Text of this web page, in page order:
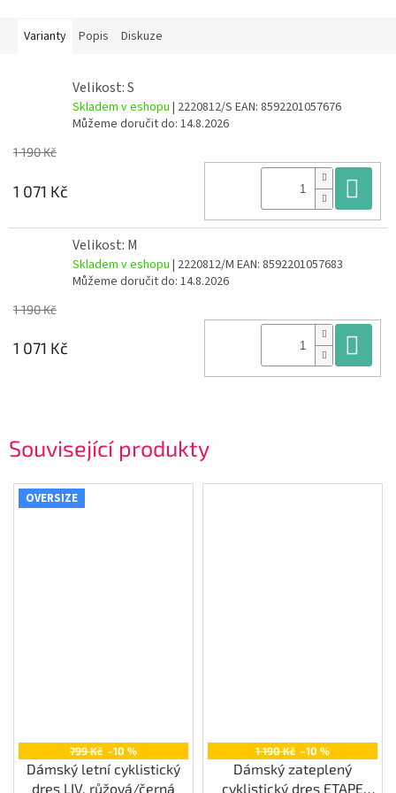
Související produkty
OVERSIZE
799 Kč –10 %
Dámský letní cyklistický
dres LIV, růžová/černá
1 190 Kč –10 %
Dámský zateplený
cyklistický dres ETAPE
Varianty Popis Diskuze
Velikost: S
Skladem v eshopu | 2220812/S EAN: 8592201057676
Můžeme doručit do: 14.8.2026
1 190 Kč
1 071 Kč
Velikost: M
Skladem v eshopu | 2220812/M EAN: 8592201057683
Můžeme doručit do: 14.8.2026
1 190 Kč
1 071 Kč